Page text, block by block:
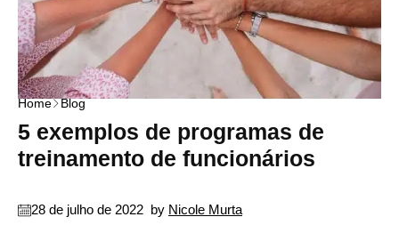
Home Blog
5 exemplos de programas de
treinamento de funcionários
28 de julho de 2022 by Nicole Murta